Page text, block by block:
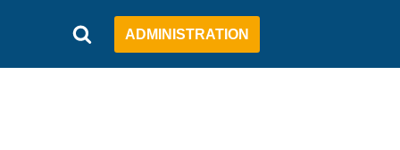
ADMINISTRATION